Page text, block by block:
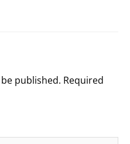
published. Required